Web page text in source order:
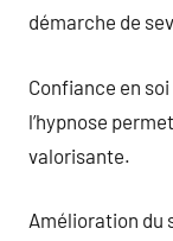
démarche de
Confiance en
l’hypnose
valorisante.
Amélioration du